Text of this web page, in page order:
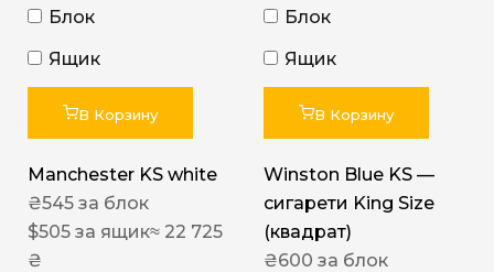
Блок
Ящик
В Корзину
Manchester KS white
₴545 за блок
$505 за ящик≈ 22 725
₴
Блок
Ящик
В Корзину
Winston Blue KS —
сигарети King Size
(квадрат)
₴600 за блок